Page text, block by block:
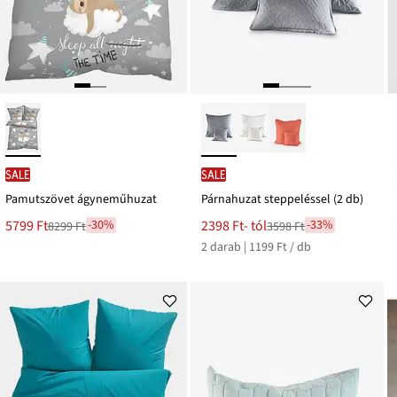
SALE
Pamutszövet ágyneműhuzat
Új
5799 Ft
Leárazva8299 Ft-30%
SALE
Párnahuzat steppeléssel (2 db)
Új
ár
2398 Ft- tól
Leárazva
3598 Ft
3598 Ft-33%
2 darab | 1199 Ft / db